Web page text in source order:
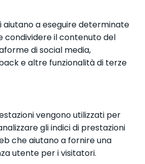
aiutano a eseguire determinate
condividere il contenuto del
di social media,
e altre funzionalità di terze
vengono utilizzati per
gli indici di prestazioni
che aiutano a fornire una
utente per i visitatori.